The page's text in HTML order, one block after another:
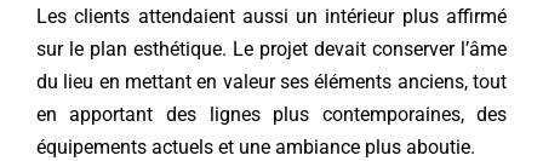
Les clients attendaient aussi un intérieur plus affirmé
sur le plan esthétique. Le projet devait conserver l’âme
du lieu en mettant en valeur ses éléments anciens, tout
en apportant des lignes plus contemporaines, des
équipements actuels et une ambiance plus aboutie.